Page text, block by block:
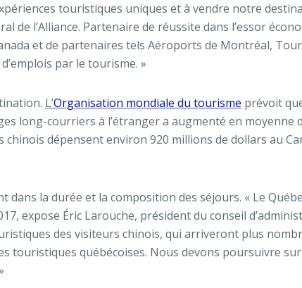
touristiques uniques et à vendre notre
l’Alliance. Partenaire de réussite dans l’essor
et de partenaires tels Aéroports de Montréal,
par le tourisme. »
L’Organisation mondiale du tourisme prévoit
long-courriers à l’étranger a augmenté en moyenne
dépensent environ 920 millions de dollars au
la durée et la composition des séjours. « Le
expose Éric Larouche, président du conseil
des visiteurs chinois, qui arriveront plus
québécoises. Nous devons poursuivre sur